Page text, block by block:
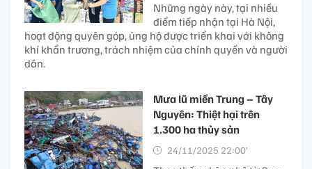
Những ngày này, tại nhiều
điểm tiếp nhận tại Hà Nội,
hoạt động quyên góp, ủng hộ được triển khai với không
khí khẩn trương, trách nhiệm của chính quyền và người
dân.
Mưa lũ miền Trung – Tây
Nguyên: Thiệt hại trên
1.300 ha thủy sản
24/11/2025 22:00’